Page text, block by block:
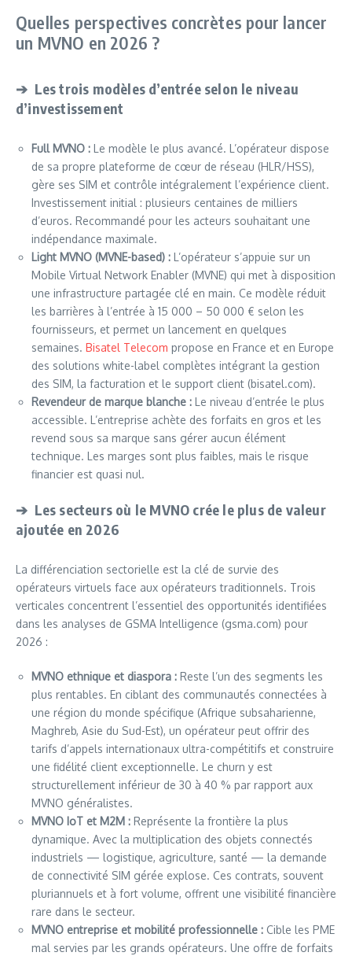
Quelles perspectives concrètes pour lancer
un MVNO en 2026 ?
➔ Les trois modèles d’entrée selon le niveau
d’investissement
Full MVNO : Le modèle le plus avancé. L’opérateur dispose
de sa propre plateforme de cœur de réseau (HLR/HSS),
gère ses SIM et contrôle intégralement l’expérience client.
Investissement initial : plusieurs centaines de milliers
d’euros. Recommandé pour les acteurs souhaitant une
indépendance maximale.
Light MVNO (MVNE-based) : L’opérateur s’appuie sur un
Mobile Virtual Network Enabler (MVNE) qui met à disposition
une infrastructure partagée clé en main. Ce modèle réduit
les barrières à l’entrée à 15 000 – 50 000 € selon les
fournisseurs, et permet un lancement en quelques
semaines. Bisatel Telecom propose en France et en Europe
des solutions white-label complètes intégrant la gestion
des SIM, la facturation et le support client (bisatel.com).
Revendeur de marque blanche : Le niveau d’entrée le plus
accessible. L’entreprise achète des forfaits en gros et les
revend sous sa marque sans gérer aucun élément
technique. Les marges sont plus faibles, mais le risque
financier est quasi nul.
➔ Les secteurs où le MVNO crée le plus de valeur
ajoutée en 2026
La différenciation sectorielle est la clé de survie des
opérateurs virtuels face aux opérateurs traditionnels. Trois
verticales concentrent l’essentiel des opportunités identifiées
dans les analyses de GSMA Intelligence (gsma.com) pour
2026 :
MVNO ethnique et diaspora : Reste l’un des segments les
plus rentables. En ciblant des communautés connectées à
une région du monde spécifique (Afrique subsaharienne,
Maghreb, Asie du Sud-Est), un opérateur peut offrir des
tarifs d’appels internationaux ultra-compétitifs et construire
une fidélité client exceptionnelle. Le churn y est
structurellement inférieur de 30 à 40 % par rapport aux
MVNO généralistes.
MVNO IoT et M2M : Représente la frontière la plus
dynamique. Avec la multiplication des objets connectés
industriels — logistique, agriculture, santé — la demande
de connectivité SIM gérée explose. Ces contrats, souvent
pluriannuels et à fort volume, offrent une visibilité financière
rare dans le secteur.
MVNO entreprise et mobilité professionnelle : Cible les PME
mal servies par les grands opérateurs. Une offre de forfaits